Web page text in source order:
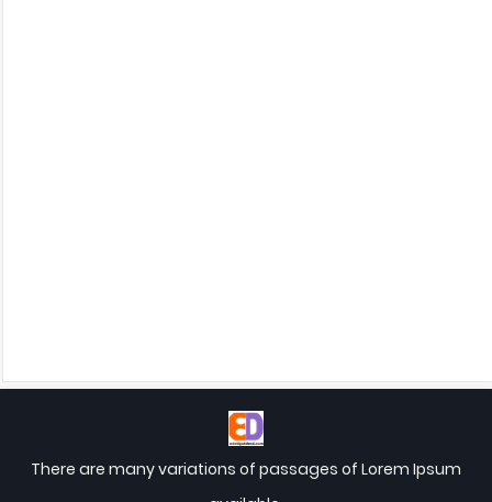
There are many variations of passages of Lorem Ipsum